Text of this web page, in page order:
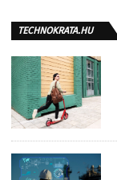
TECHNOKRATA.HU